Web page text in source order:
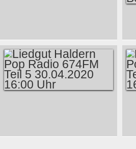
POP RADIO 674FM
TEIL 9 28.05.2020
16:00 UHR
POP RADIO 674FM